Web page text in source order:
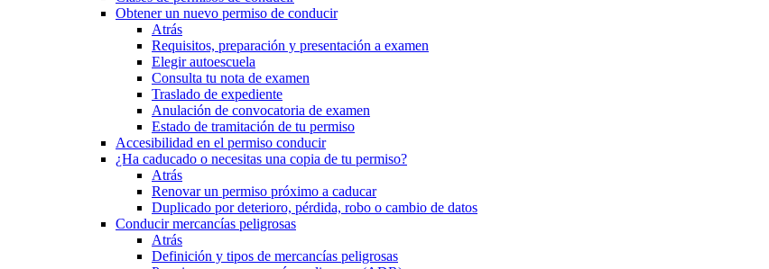
Obtener un nuevo permiso de conducir
Atrás
Requisitos, preparación y presentación a examen
Elegir autoescuela
Consulta tu nota de examen
Traslado de expediente
Anulación de convocatoria de examen
Estado de tramitación de tu permiso
Accesibilidad en el permiso conducir
¿Ha caducado o necesitas una copia de tu permiso?
Atrás
Renovar un permiso próximo a caducar
Duplicado por deterioro, pérdida, robo o cambio de datos
Conducir mercancías peligrosas
Atrás
Definición y tipos de mercancías peligrosas